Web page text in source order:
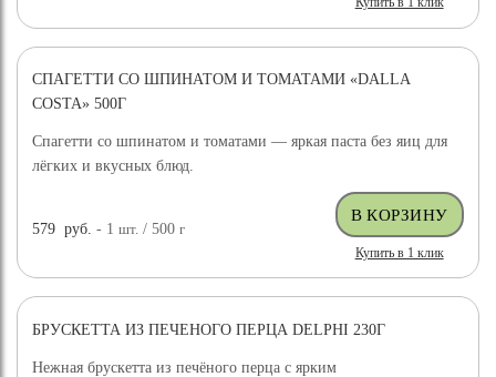
СПАГЕТТИ СО ШПИНАТОМ И ТОМАТАМИ «DALLA
COSTA» 500Г
Спагетти со шпинатом и томатами — яркая паста без яиц для
лёгких и вкусных блюд.
579 руб. - 1шт. / 500г
Купить в 1 клик
БРУСКЕТТА ИЗ ПЕЧЕНОГО ПЕРЦА DELPHI 230Г
Нежная брускетта из печёного перца с ярким